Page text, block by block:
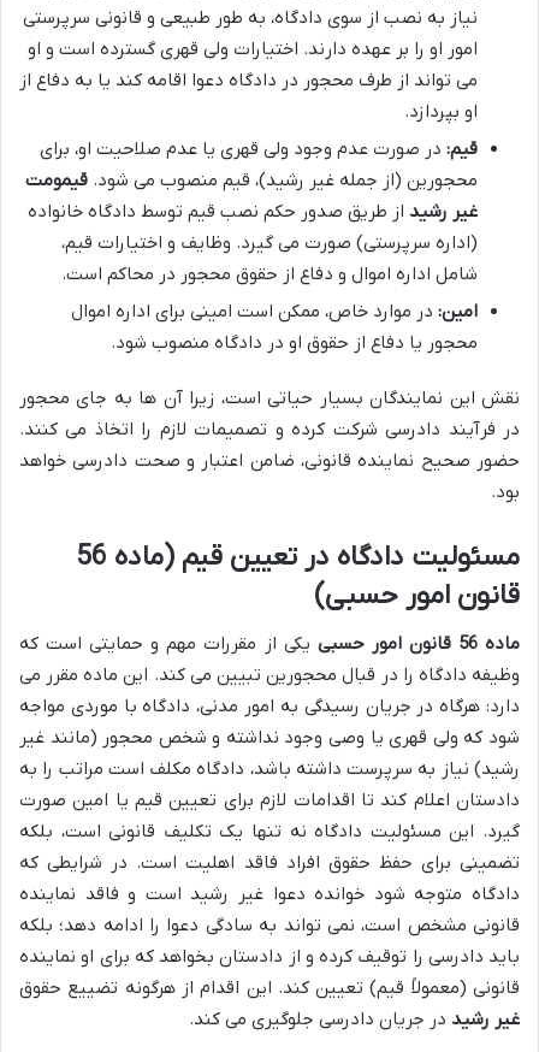
نیاز به نصب از سوی دادگاه، به طور طبیعی و قانونی سرپرستی
امور او را بر عهده دارند. اختیارات ولی قهری گسترده است و او
می تواند از طرف محجور در دادگاه دعوا اقامه کند یا به دفاع از
او بپردازد.
قیم: در صورت عدم وجود ولی قهری یا عدم صلاحیت او، برای
محجورین (از جمله غیر رشید)، قیم منصوب می شود. قیمومت
غیر رشید از طریق صدور حکم نصب قیم توسط دادگاه خانواده
(اداره سرپرستی) صورت می گیرد. وظایف و اختیارات قیم،
شامل اداره اموال و دفاع از حقوق محجور در محاکم است.
امین: در موارد خاص، ممکن است امینی برای اداره اموال
محجور یا دفاع از حقوق او در دادگاه منصوب شود.
نقش این نمایندگان بسیار حیاتی است، زیرا آن ها به جای محجور
در فرآیند دادرسی شرکت کرده و تصمیمات لازم را اتخاذ می کنند.
حضور صحیح نماینده قانونی، ضامن اعتبار و صحت دادرسی خواهد
بود.
مسئولیت دادگاه در تعیین قیم (ماده 56
قانون امور حسبی)
ماده 56 قانون امور حسبی
یکی از مقررات مهم و حمایتی است که
وظیفه دادگاه را در قبال محجورین تبیین می کند. این ماده مقرر می
دارد: هرگاه در جریان رسیدگی به امور مدنی، دادگاه با موردی مواجه
شود که ولی قهری یا وصی وجود نداشته و شخص محجور (مانند غیر
رشید) نیاز به سرپرست داشته باشد، دادگاه مکلف است مراتب را به
دادستان اعلام کند تا اقدامات لازم برای تعیین قیم یا امین صورت
گیرد. این مسئولیت دادگاه نه تنها یک تکلیف قانونی است، بلکه
تضمینی برای حفظ حقوق افراد فاقد اهلیت است. در شرایطی که
دادگاه متوجه شود خوانده دعوا غیر رشید است و فاقد نماینده
قانونی مشخص است، نمی تواند به سادگی دعوا را ادامه دهد؛ بلکه
باید دادرسی را توقیف کرده و از دادستان بخواهد که برای او نماینده
قانونی (معمولاً قیم) تعیین کند. این اقدام از هرگونه تضییع حقوق
غیر رشید در جریان دادرسی جلوگیری می کند.